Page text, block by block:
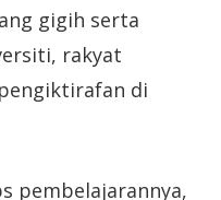
gigih serta
rakyat
di
pembelajarannya,